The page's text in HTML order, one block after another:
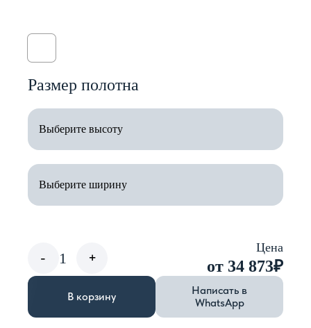
Размер полотна
- 1 +
Цена
от 34 873₽
В корзину
Написать в
WhatsApp